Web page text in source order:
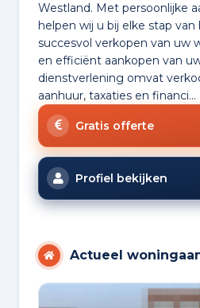
Westland. Met persoonlijke
helpen wij u bij elke stap
succesvol verkopen van uw
en efficiënt aankopen van
dienstverlening omvat
aanhuur, taxaties en financi...
Gratis offerte
Profiel bekijken
Actueel